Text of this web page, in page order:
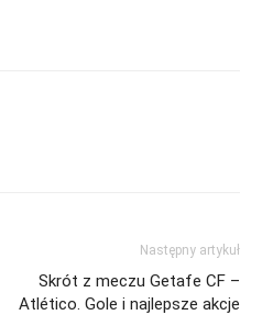
Następny artykuł
Skrót z meczu Getafe CF –
Atlético. Gole i najlepsze akcje